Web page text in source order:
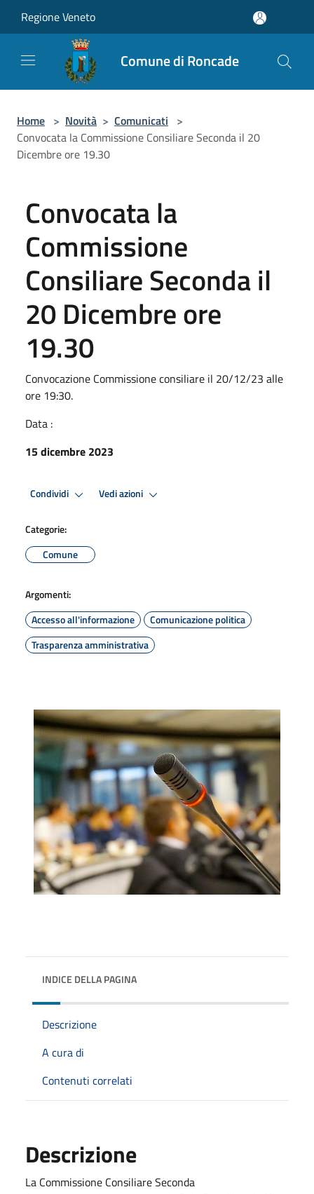
Regione Veneto
Comune di Roncade
Home > Novità > Comunicati >
Convocata la Commissione Consiliare Seconda il 20
Dicembre ore 19.30
Convocata la
Commissione
Consiliare Seconda il
20 Dicembre ore
19.30
Convocazione Commissione consiliare il 20/12/23 alle
ore 19:30.
Data :
15 dicembre 2023
Condividi Vedi azioni
Categorie:
Comune
Argomenti:
Accesso all'informazione
Comunicazione politica
Trasparenza amministrativa
INDICE DELLA PAGINA
Descrizione
A cura di
Contenuti correlati
Descrizione
La Commissione Consiliare Seconda